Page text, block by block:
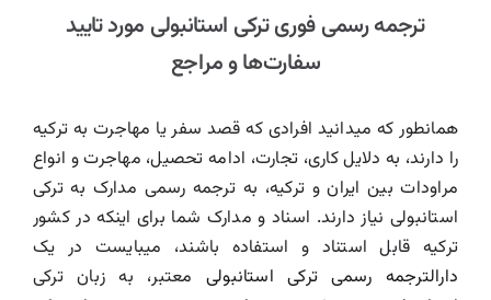
خدمات ترجمه
وبلاگ
درباره ما
ترجمه رسمی فوری ترکی استانبولی مورد تایید
سفارت‌ها و مراجع
همانطور که میدانید افرادی که قصد سفر یا مهاجرت به ترکیه
را دارند، به دلایل کاری، تجارت، ادامه تحصیل، مهاجرت و انواع
مراودات بین ایران و ترکیه، به ترجمه رسمی مدارک به ترکی
استانبولی نیاز دارند. اسناد و مدارک شما برای اینکه در کشور
ترکیه قابل استناد و استفاده باشند، میبایست در یک
دارالترجمه رسمی ترکی استانبولی معتبر، به زبان ترکی